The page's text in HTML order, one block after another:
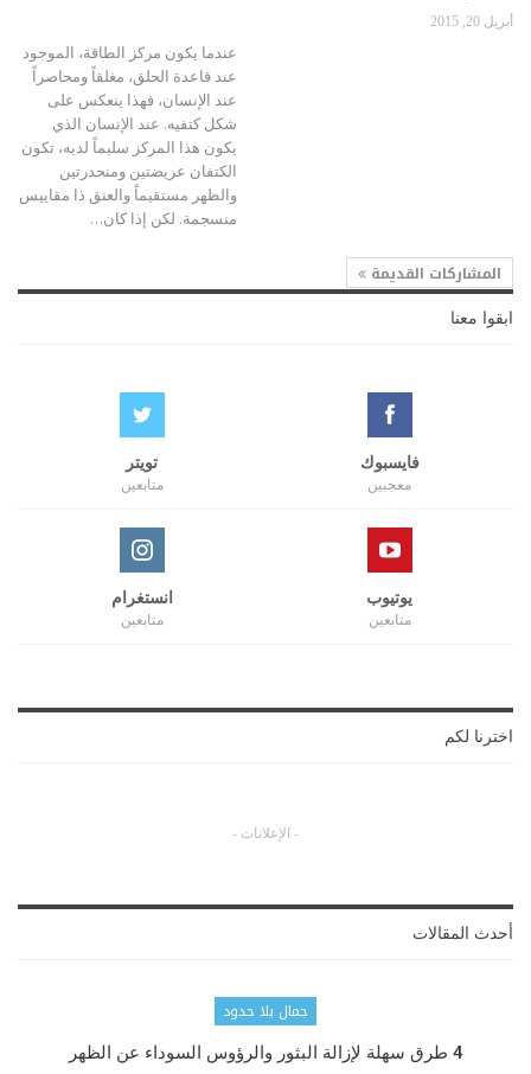
أبريل 20, 2015
عندما يكون مركز الطاقة، الموجود
عند قاعدة الحلق، مغلقاً ومحاصراً
عند الإنسان، فهذا ينعكس على
شكل كتفيه. عند الإنسان الذي
يكون هذا المركز سليماً لديه، تكون
الكتفان عريضتين ومنحدرتين
والظهر مستقيماً والعنق ذا مقاييس
منسجمة. لكن إذا كان…
المشاركات القديمة
ابقوا معنا
فايسبوك
معجبين
تويتر
متابعين
يوتيوب
متابعين
انستغرام
متابعين
اخترنا لكم
- الإعلانات -
أحدث المقالات
جمال بلا حدود
4 طرق سهلة لإزالة البثور والرؤوس السوداء عن الظهر